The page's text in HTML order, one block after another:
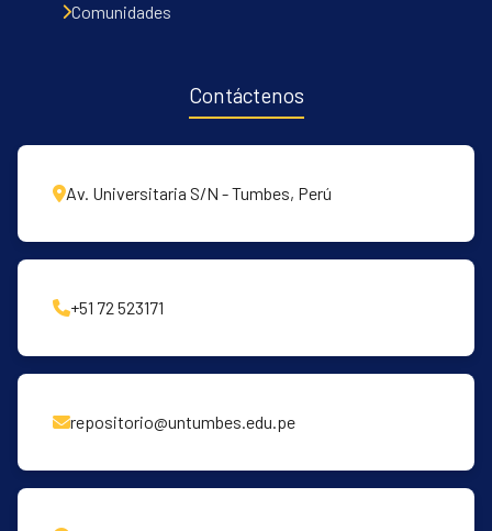
Comunidades
Contáctenos
Av. Universitaria S/N - Tumbes, Perú
+51 72 523171
repositorio@untumbes.edu.pe